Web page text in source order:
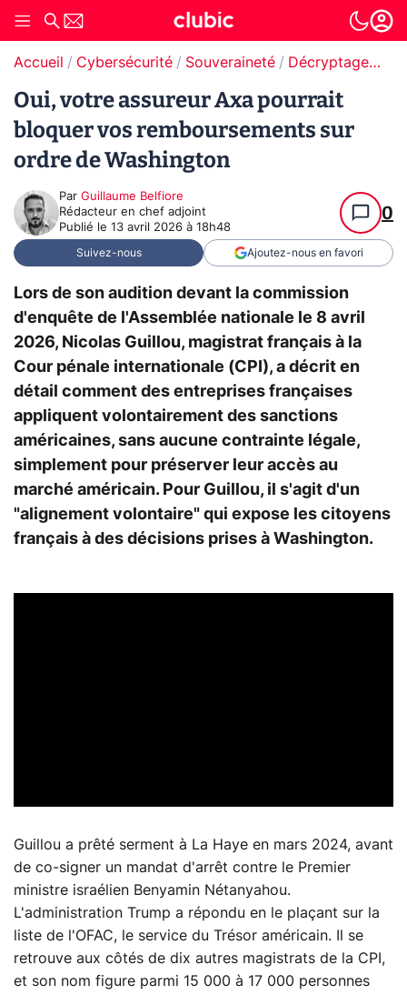
Accueil Cybersécurité Souveraineté Décryptages | Souveraineté
Oui, votre assureur Axa pourrait
bloquer vos remboursements sur
ordre de Washington
Par Guillaume Belfiore
Rédacteur en chef adjoint
Publié le 13 avril 2026 à 18h48
0
Suivez-nous Ajoutez-nous en favori
Lors de son audition devant la commission
d'enquête de l'Assemblée nationale le 8 avril
2026, Nicolas Guillou, magistrat français à la
Cour pénale internationale (CPI), a décrit en
détail comment des entreprises françaises
appliquent volontairement des sanctions
américaines, sans aucune contrainte légale,
simplement pour préserver leur accès au
marché américain. Pour Guillou, il s'agit d'un
"alignement volontaire" qui expose les citoyens
français à des décisions prises à Washington.
Guillou a prêté serment à La Haye en mars 2024, avant
de co-signer un mandat d'arrêt contre le Premier
ministre israélien Benyamin Nétanyahou.
L'administration Trump a répondu en le plaçant sur la
liste de l'OFAC, le service du Trésor américain. Il se
retrouve aux côtés de dix autres magistrats de la CPI,
et son nom figure parmi 15 000 à 17 000 personnes